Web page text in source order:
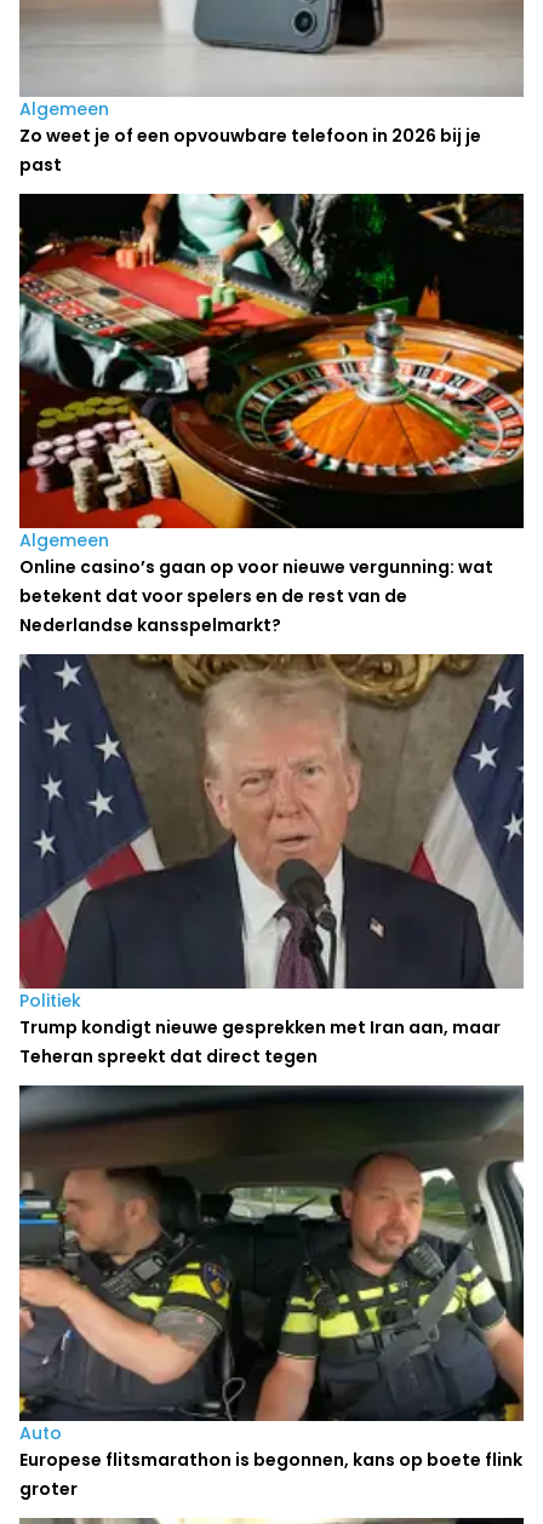
Algemeen
Zo weet je of een opvouwbare telefoon in 2026 bij je
past
Algemeen
Online casino’s gaan op voor nieuwe vergunning: wat
betekent dat voor spelers en de rest van de
Nederlandse kansspelmarkt?
Politiek
Trump kondigt nieuwe gesprekken met Iran aan, maar
Teheran spreekt dat direct tegen
Auto
Europese flitsmarathon is begonnen, kans op boete flink
groter